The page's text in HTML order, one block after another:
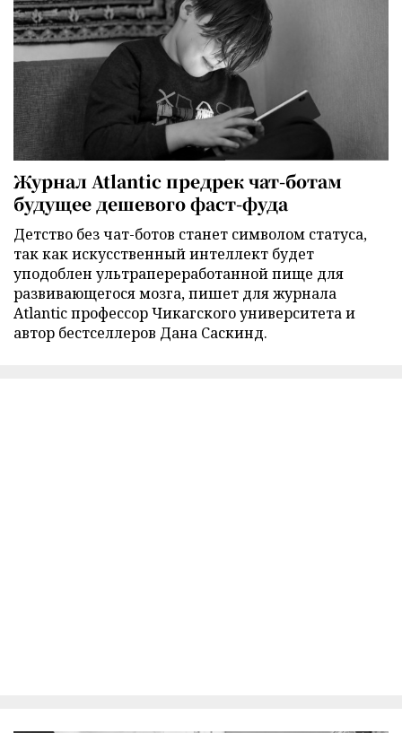
Журнал Atlantic предрек чат-ботам
будущее дешевого фаст-фуда
Детство без чат-ботов станет символом статуса,
так как искусственный интеллект будет
уподоблен ультрапереработанной пище для
развивающегося мозга, пишет для журнала
Atlantic профессор Чикагского университета и
автор бестселлеров Дана Саскинд.